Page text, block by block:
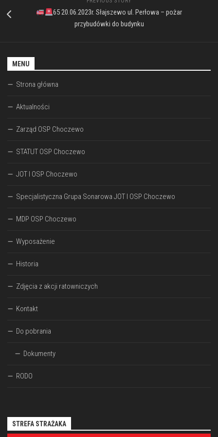
65 20.06.2023r. Słajszewo ul. Perłowa – pożar
przybudówki do budynku
MENU
Strona główna
Aktualności
Zarząd OSP Choczewo
STATUT OSP Choczewo
JOT I OSP Choczewo
Specjalistyczna Grupa Sonarowa JOT I OSP Choczewo
MDP OSP Choczewo
Wyposażenie
Historia
Zdjęcia z akcji ratowniczych
Kontakt
Do pobrania
Dokumenty
RODO
STREFA STRAŻAKA